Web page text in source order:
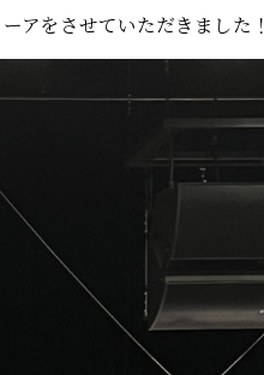
アをさせていただきました！